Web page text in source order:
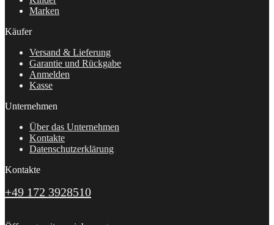
Marken
Käufer
Versand & Lieferung
Garantie und Rückgabe
Anmelden
Kasse
Unternehmen
Über das Unternehmen
Kontakte
Datenschutzerklärung
Kontakte
+49 172 3928510